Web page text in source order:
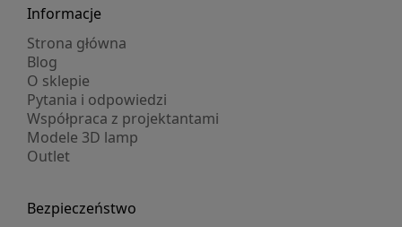
Informacje
Strona główna
Blog
O sklepie
Pytania i odpowiedzi
Współpraca z projektantami
Modele 3D lamp
Outlet
Bezpieczeństwo